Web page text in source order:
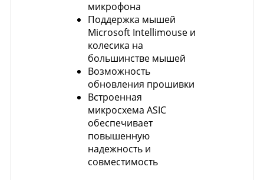
микрофона
Поддержка мышей
Microsoft Intellimouse и
колесика на
большинстве мышей
Возможность
обновления прошивки
Встроенная
микросхема ASIC
обеспечивает
повышенную
надежность и
совместимость